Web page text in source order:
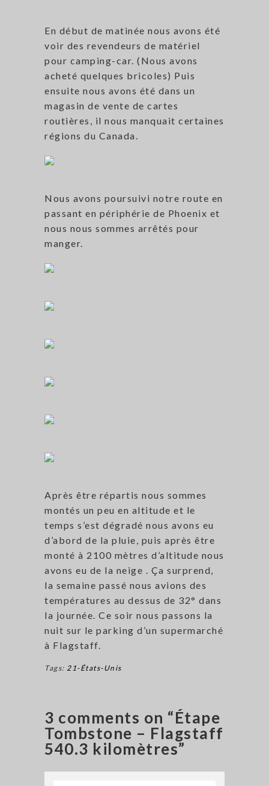
En début de matinée nous avons été
voir des revendeurs de matériel
pour camping-car. (Nous avons
acheté quelques bricoles) Puis
ensuite nous avons été dans un
magasin de vente de cartes
routières, il nous manquait certaines
régions du Canada.
Nous avons poursuivi notre route en
passant en périphérie de Phoenix et
nous nous sommes arrêtés pour
manger.
Après être répartis nous sommes
montés un peu en altitude et le
temps s’est dégradé nous avons eu
d’abord de la pluie, puis après être
monté à 2100 mètres d’altitude nous
avons eu de la neige . Ça surprend,
la semaine passé nous avions des
températures au dessus de 32° dans
la journée. Ce soir nous passons la
nuit sur le parking d’un supermarché
à Flagstaff.
Tags: 21-États-Unis
3 comments on “Étape
Tombstone – Flagstaff
540.3 kilomètres”